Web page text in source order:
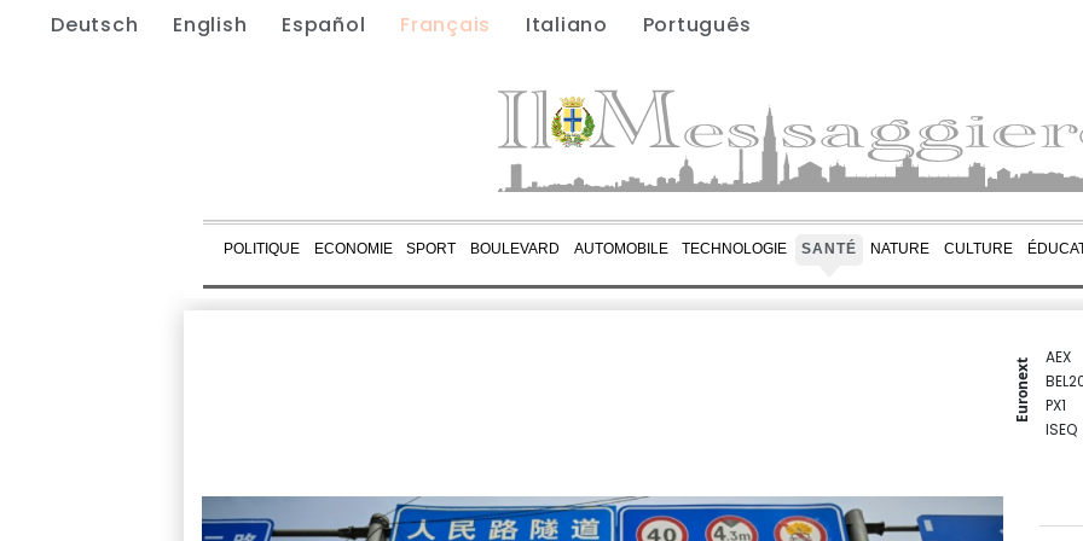
Deutsch English Español Français Italiano Português
POLITIQUE ECONOMIE SPORT BOULEVARD AUTOMOBILE TECHNOLOGIE SANTÉ NATURE CULTURE
Euronext
AEX
PX1
ISEQ